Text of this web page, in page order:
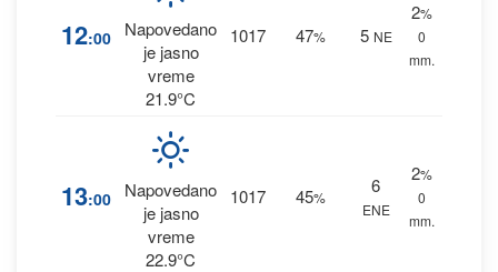
12:00
Napovedano
je jasno
vreme
21.9°C
1017 47% 5 NE
2%
0
mm.
13:00
Napovedano
je jasno
vreme
22.9°C
1017 45%
6
ENE
2%
0
mm.